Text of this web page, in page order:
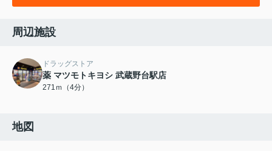
周辺施設
ドラッグストア
薬 マツモトキヨシ 武蔵野台駅店
271ｍ（4分）
地図